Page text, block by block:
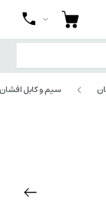
سیم و کابل